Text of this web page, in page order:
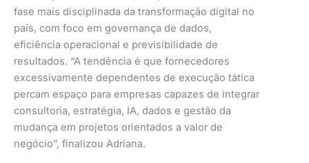
fase mais disciplinada da transformação digital no
país, com foco em governança de dados,
eficiência operacional e previsibilidade de
resultados. “A tendência é que fornecedores
excessivamente dependentes de execução tática
percam espaço para empresas capazes de integrar
consultoria, estratégia, IA, dados e gestão da
mudança em projetos orientados a valor de
negócio”, finalizou Adriana.